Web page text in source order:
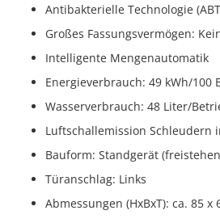
Antibakterielle Technologie
Großes Fassungsvermögen:
Intelligente Mengenautomatik
Energieverbrauch: 49 kWh/100
Wasserverbrauch: 48 Liter/
Luftschallemission Schleudern
Bauform: Standgerät
Türanschlag: Links
Abmessungen (HxBxT): ca. 85 x